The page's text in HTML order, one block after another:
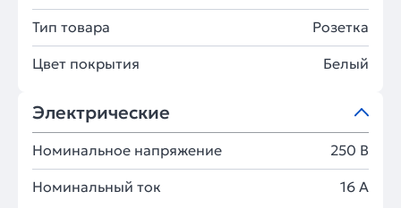
Тип товара Розетка
Цвет покрытия Белый
Электрические
Номинальное напряжение 250 В
Номинальный ток 16 А